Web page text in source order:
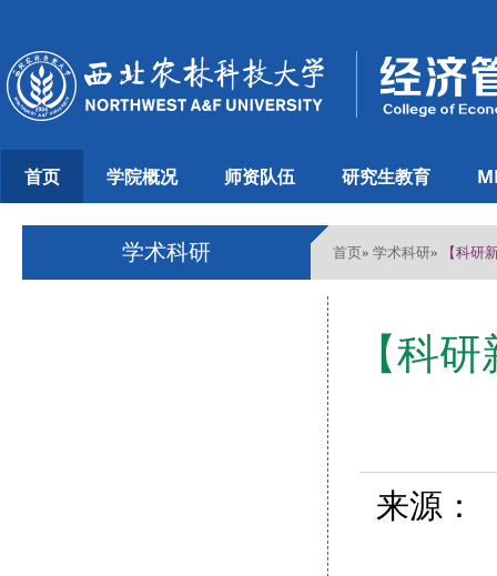
首页 学院概况 师资队伍 研究生教育
学术科研 首页» 学术科研» 【科研
【科
来源：